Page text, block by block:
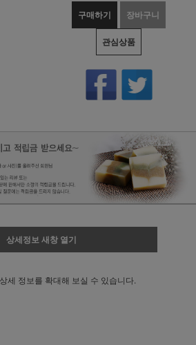
구매하기 장바구니
관심상품
상세정보 새창 열기
상세 정보를 확대해 보실 수 있습니다.